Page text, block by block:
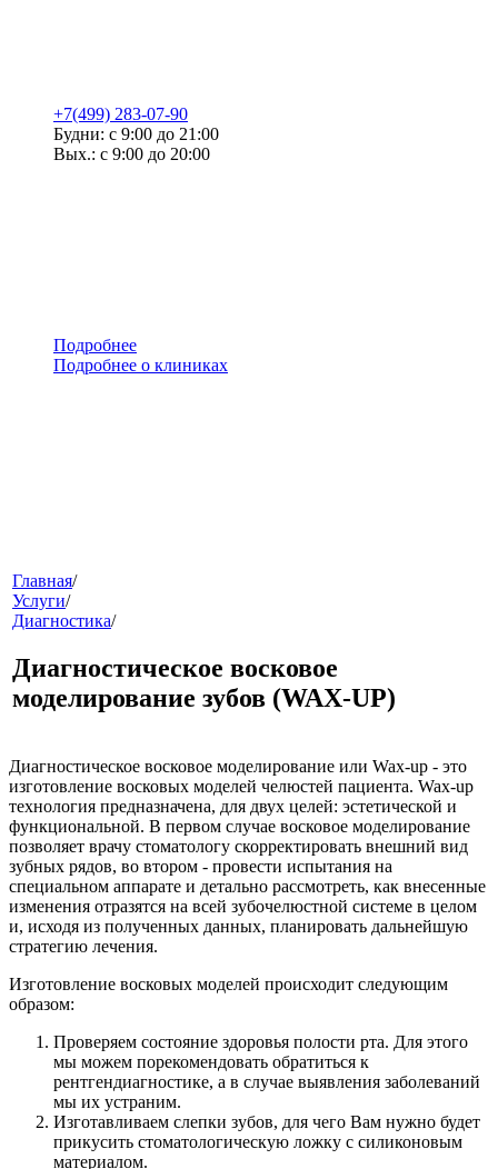
+7(499) 283-07-90
Будни: с 9:00 до 21:00
Вых.: с 9:00 до 20:00
Подробнее
Подробнее о клиниках
меню
звонок
клиники
Главная/
Услуги/
Диагностика/
Диагностическое восковое
моделирование зубов (WAX-UP)
Диагностическое восковое моделирование или Wax-up - это
изготовление восковых моделей челюстей пациента. Wax-up
технология предназначена, для двух целей: эстетической и
функциональной. В первом случае восковое моделирование
позволяет врачу стоматологу скорректировать внешний вид
зубных рядов, во втором - провести испытания на
специальном аппарате и детально рассмотреть, как внесенные
изменения отразятся на всей зубочелюстной системе в целом
и, исходя из полученных данных, планировать дальнейшую
стратегию лечения.
Изготовление восковых моделей происходит следующим
образом:
Проверяем состояние здоровья полости рта. Для этого
мы можем порекомендовать обратиться к
рентгендиагностике, а в случае выявления заболеваний
мы их устраним.
Изготавливаем слепки зубов, для чего Вам нужно будет
прикусить стоматологическую ложку с силиконовым
материалом.